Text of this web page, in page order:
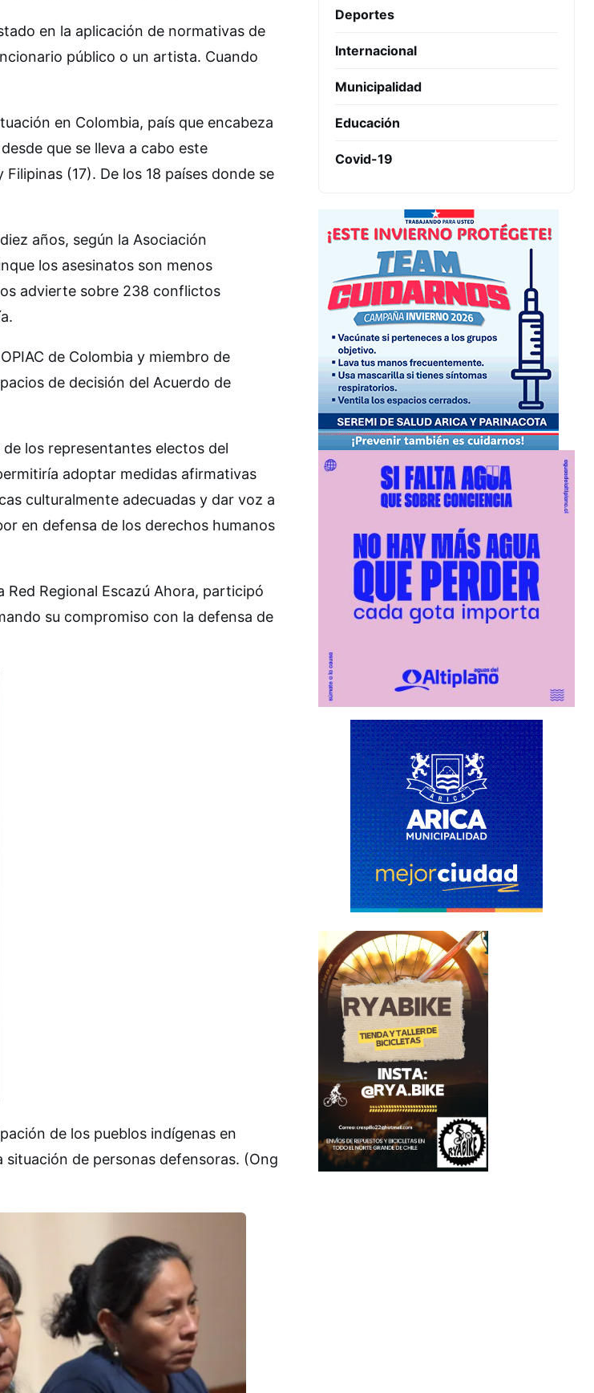
en la aplicación de normativas de
público o un artista. Cuando
en Colombia, país que encabeza
que se lleva a cabo este
(17). De los 18 países donde se
años, según la Asociación
los asesinatos son menos
advierte sobre 238 conflictos
de Colombia y miembro de
de decisión del Acuerdo de
los representantes electos del
adoptar medidas afirmativas
culturalmente adecuadas y dar voz a
en defensa de los derechos humanos
Regional Escazú Ahora, participó
su compromiso con la defensa de
de los pueblos indígenas en
de personas defensoras. (Ong
Deportes
Internacional
Municipalidad
Educación
Covid-19